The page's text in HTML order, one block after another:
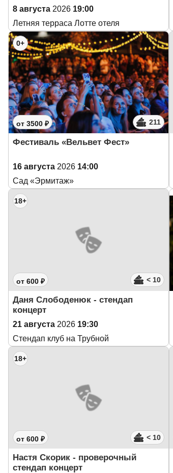
8 августа 2026 19:00
Летняя терраса Лотте отеля
0+
от 3500 ₽ 211
Фестиваль «Вельвет Фест»
16 августа 2026 14:00
Сад «Эрмитаж»
18+
от 600 ₽ < 10
Даня Слободенюк - стендап
концерт
21 августа 2026 19:30
Стендап клуб на Трубной
18+
от 600 ₽ < 10
Настя Скорик - проверочный
стендап концерт